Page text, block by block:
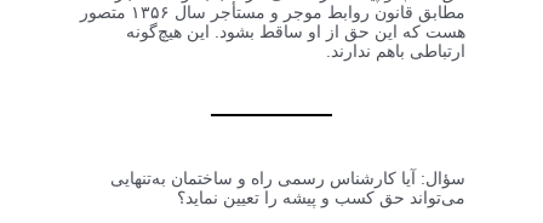
مطابق قانون روابط موجر و مستأجر سال ۱۳۵۶ متصور
هست که این حق از او ساقط بشود. این هیچ‌گونه
ارتباطی باهم ندارند.
سؤال: آیا کارشناس رسمی راه و ساختمان به‌تنهایی
می‌تواند حق کسب و پیشه را تعیین نماید؟